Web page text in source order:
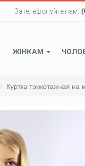
Зателефонуйте нам:
ЖІНКАМ
Куртка трикотажная на